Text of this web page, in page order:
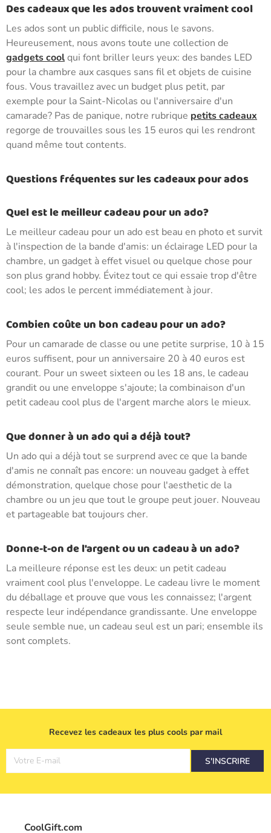
Des cadeaux que les ados trouvent vraiment cool
Les ados sont un public difficile, nous le savons.
Heureusement, nous avons toute une collection de
gadgets coolqui font briller leurs yeux: des bandes LED
pour la chambre aux casques sans fil et objets de cuisine
fous. Vous travaillez avec un budget plus petit, par
exemple pour la Saint-Nicolas ou l'anniversaire d'un
camarade? Pas de panique, notre rubrique petits cadeaux
regorge de trouvailles sous les 15 euros qui les rendront
quand même tout contents.
Questions fréquentes sur les cadeaux pour ados
Quel est le meilleur cadeau pour un ado?
Le meilleur cadeau pour un ado est beau en photo et survit
à l'inspection de la bande d'amis: un éclairage LED pour la
chambre, un gadget à effet visuel ou quelque chose pour
son plus grand hobby. Évitez tout ce qui essaie trop d'être
cool; les ados le percent immédiatement à jour.
Combien coûte un bon cadeau pour un ado?
Pour un camarade de classe ou une petite surprise, 10 à 15
euros suffisent, pour un anniversaire 20 à 40 euros est
courant. Pour un sweet sixteen ou les 18 ans, le cadeau
grandit ou une enveloppe s'ajoute; la combinaison d'un
petit cadeau cool plus de l'argent marche alors le mieux.
Que donner à un ado qui a déjà tout?
Un ado qui a déjà tout se surprend avec ce que la bande
d'amis ne connaît pas encore: un nouveau gadget à effet
démonstration, quelque chose pour l'aesthetic de la
chambre ou un jeu que tout le groupe peut jouer. Nouveau
et partageable bat toujours cher.
Donne-t-on de l'argent ou un cadeau à un ado?
La meilleure réponse est les deux: un petit cadeau
vraiment cool plus l'enveloppe. Le cadeau livre le moment
du déballage et prouve que vous les connaissez; l'argent
respecte leur indépendance grandissante. Une enveloppe
seule semble nue, un cadeau seul est un pari; ensemble ils
sont complets.
Recevez les cadeaux les plus cools par mail
Votre E-mail S'INSCRIRE
CoolGift.com